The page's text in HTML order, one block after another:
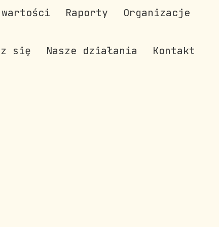
Raporty Organizacje
się Nasze działania Kontakt